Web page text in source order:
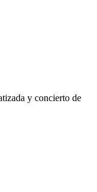
y concierto de